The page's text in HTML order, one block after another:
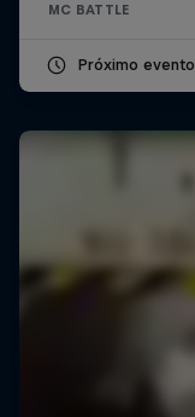
MC BATTLE
Próximo evento